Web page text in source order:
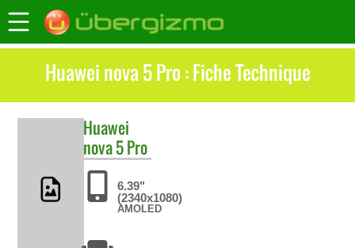
Huawei nova 5 Pro : Fiche Technique
Huawei
nova 5 Pro
6.39"
(2340x1080)
AMOLED